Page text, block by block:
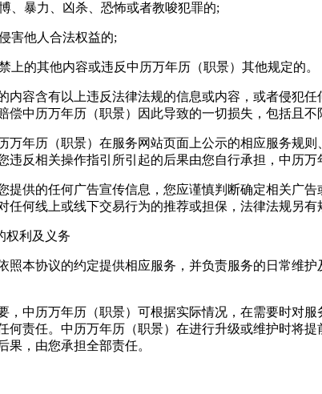
、暴力、凶杀、恐怖或者教唆犯罪的;
害他人合法权益的;
上的其他内容或违反中历万年历（职景）其他规定的。
内容含有以上违反法律法规的信息或内容，或者侵犯
偿中历万年历（职景）因此导致的一切损失，包括且
万年历（职景）在服务网站页面上公示的相应服务规
违反相关操作指引所引起的后果由您自行承担，中历万
提供的任何广告宣传信息，您应谨慎判断确定相关广
任何线上或线下交易行为的推荐或担保，法律法规另有
权利及义务
照本协议的约定提供相应服务，并负责服务的日常维
，中历万年历（职景）可根据实际情况，在需要时对
何责任。中历万年历（职景）在进行升级或维护时将
果，由您承担全部责任。